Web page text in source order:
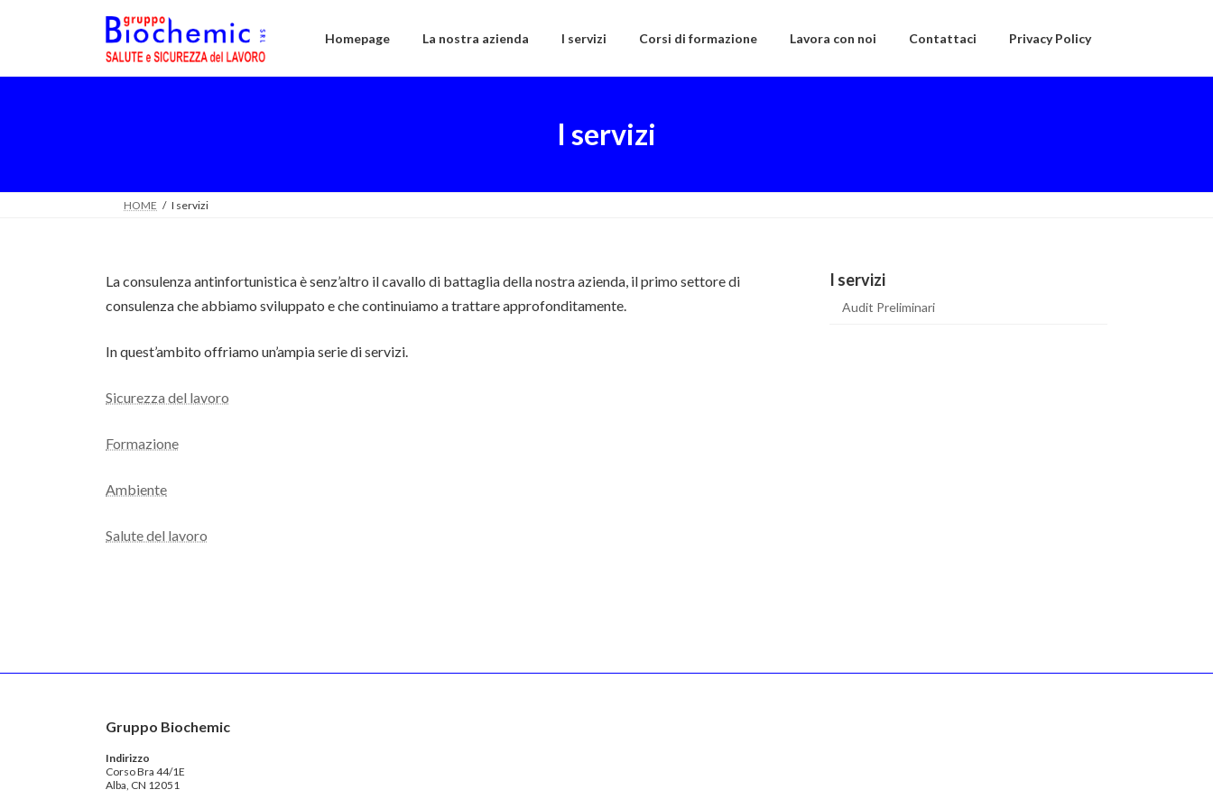
Homepage La nostra azienda I servizi Corsi di formazione Lavora con noi Contattaci Privacy Policy
I servizi
HOME I servizi
La consulenza antinfortunistica è senz’altro il cavallo di battaglia della nostra azienda, il primo settore di
consulenza che abbiamo sviluppato e che continuiamo a trattare approfonditamente.
In quest’ambito offriamo un’ampia serie di servizi.
Sicurezza del lavoro
Formazione
Ambiente
Salute del lavoro
I servizi
Audit Preliminari
Gruppo Biochemic
Indirizzo
Corso Bra 44/1E
Alba, CN 12051